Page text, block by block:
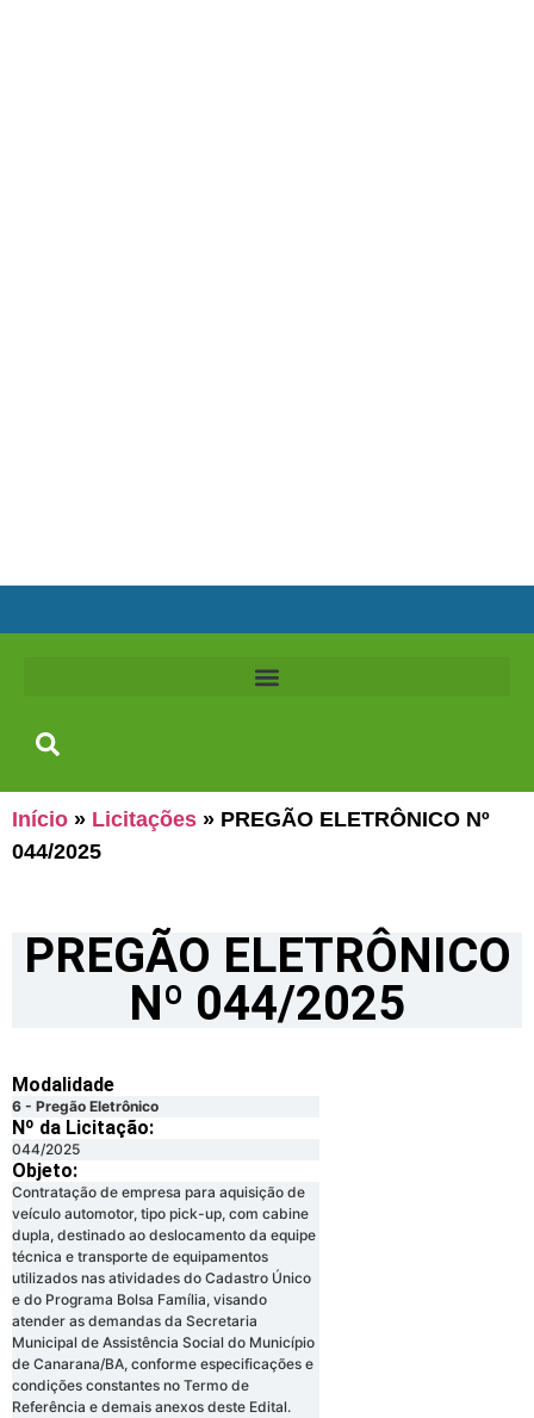
Início » Licitações » PREGÃO ELETRÔNICO Nº
044/2025
PREGÃO ELETRÔNICO
Nº 044/2025
Modalidade
6 - Pregão Eletrônico
Nº da Licitação: ​​
044/2025
Objeto:
Contratação de empresa para aquisição de
veículo automotor, tipo pick-up, com cabine
dupla, destinado ao deslocamento da equipe
técnica e transporte de equipamentos
utilizados nas atividades do Cadastro Único
e do Programa Bolsa Família, visando
atender as demandas da Secretaria
Municipal de Assistência Social do Município
de Canarana/BA, conforme especificações e
condições constantes no Termo de
Referência e demais anexos deste Edital.